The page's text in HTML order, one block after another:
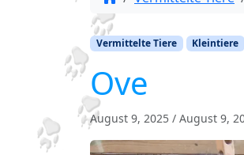
Vermittelte Tiere Kleintiere
Ove
August 9, 2025 / August 9,